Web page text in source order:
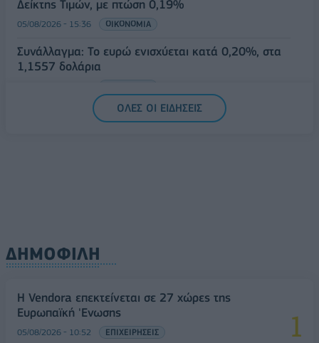
Δείκτης Τιμών, με πτώση 0,19%
05/08/2026 - 15:36 ΟΙΚΟΝΟΜΙΑ
Συνάλλαγμα: Το ευρώ ενισχύεται κατά 0,20%, στα
1,1557 δολάρια
ΟΛΕΣ ΟΙ ΕΙΔΗΣΕΙΣ
ΔΗΜΟΦΙΛΗ
Η Vendora επεκτείνεται σε 27 χώρες της
Ευρωπαϊκή 'Ενωσης
05/08/2026 - 10:52 ΕΠΙΧΕΙΡΗΣΕΙΣ